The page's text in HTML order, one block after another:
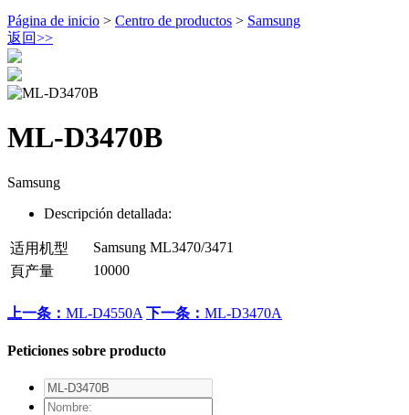
Página de inicio > Centro de productos > Samsung
返回>>
ML-D3470B
Samsung
Descripción detallada:
适用机型
Samsung ML3470/3471
頁产量
10000
上一条： ML-D4550A 下一条： ML-D3470A
Peticiones sobre producto